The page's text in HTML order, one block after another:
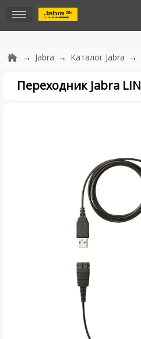
Jabra Каталог Jabra
Переходник Jabra